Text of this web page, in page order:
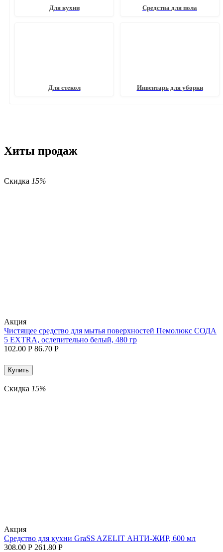
Для кухни Средства для пола
Для стекол Инвентарь для уборки
Хиты продаж
Скидка 15%
Aкция
Чистящее средство для мытья поверхностей Пемолюкс СОДА
5 EXTRA, ослепительно белый, 480 гр
102.00 Р 86.70 Р
Купить
Скидка 15%
Aкция
Средство для кухни GraSS AZELIT АНТИ-ЖИР, 600 мл
308.00 Р 261.80 Р